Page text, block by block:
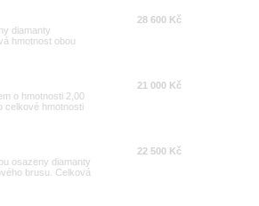
diamanty
hmotnost obou
28 600 Kč
o hmotnosti 2,00
celkové hmotnosti
21 000 Kč
osazeny diamanty
brusu. Celková
22 500 Kč